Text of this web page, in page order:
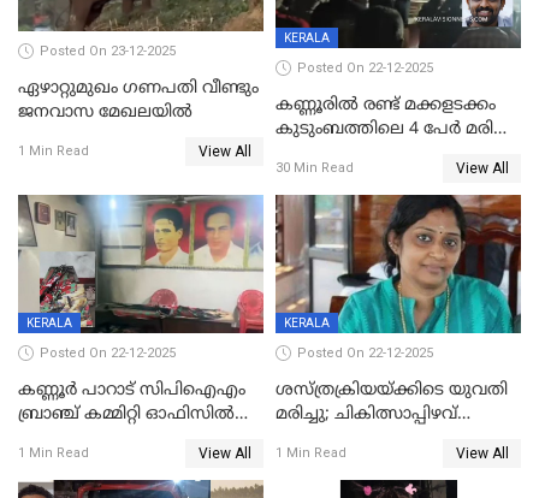
Posted On 23-12-2025
ഏഴാറ്റുമുഖം ഗണപതി വീണ്ടും
ജനവാസ മേഖലയിൽ
1 Min Read View All
KERALA
Posted On 22-12-2025
കണ്ണൂരിൽ രണ്ട് മക്കളടക്കം
കുടുംബത്തിലെ 4 പേർ മരിച്ച
30 Min Read View All
KERALA
Posted On 22-12-2025
കണ്ണൂർ പാറാട് സിപിഐഎം
ബ്രാഞ്ച് കമ്മിറ്റി ഓഫിസിൽ
ചിത്രങ്ങളടക്കം കത്തിയ
നിലയിൽ
1 Min Read View All
KERALA
Posted On 22-12-2025
ശസ്ത്രക്രിയയ്‌ക്കിടെ യുവതി
മരിച്ചു; ചികിത്സാപ്പിഴവ്
സംഭവം മാവേലിക്കരയിൽ
1 Min Read View All